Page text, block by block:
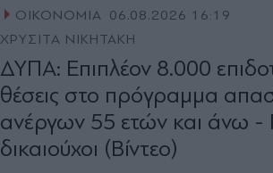
ΟΙΚΟΝΟΜΙΑ
06.08.2026 16:19
ΧΡΥΣΙΤΑ ΝΙΚΗΤΑΚΗ
ΔΥΠΑ: Επιπλέον 8.000
θέσεις στο πρόγραμμα
ανέργων 55 ετών και άνω -
δικαιούχοι (Βίντεο)